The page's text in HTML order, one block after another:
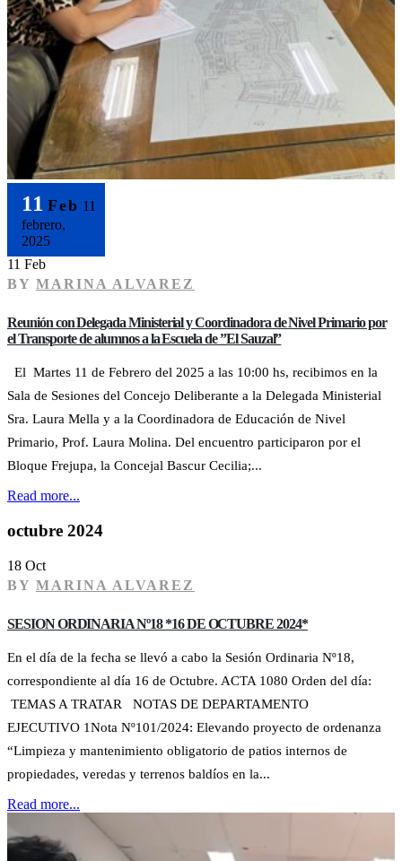
11 Feb 11
febrero,
2025
11 Feb
BY MARINA ALVAREZ
Reunión con Delegada Ministerial y Coordinadora de Nivel Primario por
el Transporte de alumnos a la Escuela de ”El Sauzal”
El Martes 11 de Febrero del 2025 a las 10:00 hs, recibimos en la
Sala de Sesiones del Concejo Deliberante a la Delegada Ministerial
Sra. Laura Mella y a la Coordinadora de Educación de Nivel
Primario, Prof. Laura Molina. Del encuentro participaron por el
Bloque Frejupa, la Concejal Bascur Cecilia;...
Read more...
octubre 2024
18 Oct
BY MARINA ALVAREZ
SESION ORDINARIA Nº18 *16 DE OCTUBRE 2024*
En el día de la fecha se llevó a cabo la Sesión Ordinaria Nº18,
correspondiente al día 16 de Octubre. ACTA 1080 Orden del día:
TEMAS A TRATAR NOTAS DE DEPARTAMENTO
EJECUTIVO 1Nota Nº101/2024: Elevando proyecto de ordenanza
“Limpieza y mantenimiento obligatorio de patios internos de
propiedades, veredas y terrenos baldíos en la...
Read more...